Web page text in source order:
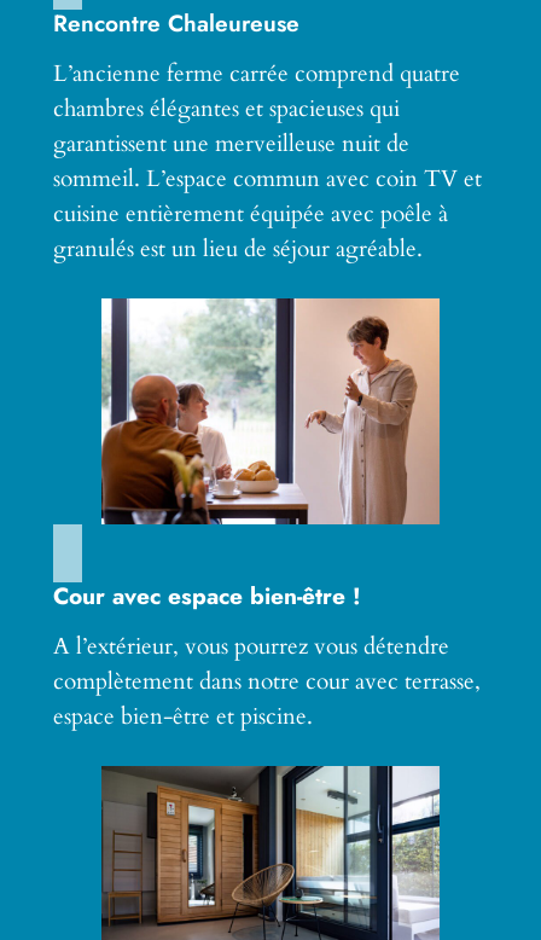
Rencontre Chaleureuse
L’ancienne ferme carrée comprend quatre
chambres élégantes et spacieuses qui
garantissent une merveilleuse nuit de
sommeil. L’espace commun avec coin TV et
cuisine entièrement équipée avec poêle à
granulés est un lieu de séjour agréable.
Cour avec espace bien-être !
A l’extérieur, vous pourrez vous détendre
complètement dans notre cour avec terrasse,
espace bien-être et piscine.